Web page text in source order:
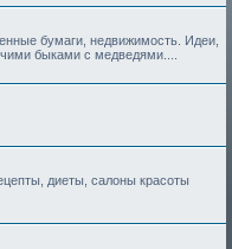
бумаги, недвижимость. Идеи,
быками с медведями....
диеты, салоны красоты